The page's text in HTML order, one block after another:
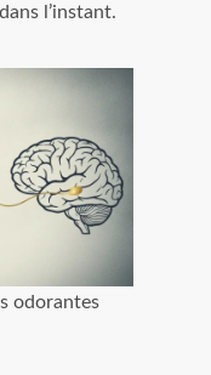
l’instant.
odorantes